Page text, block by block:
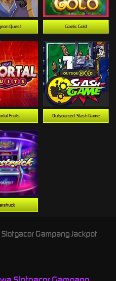
Fruits
Quest
Outsourced: Slash Game
Gaelic Gold
Gampang Jackpot